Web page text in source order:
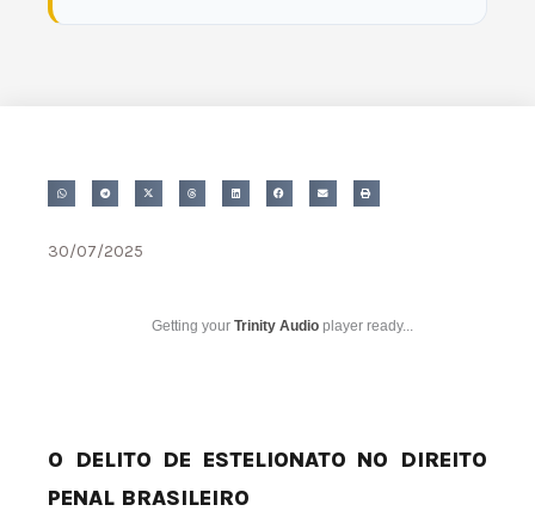
30/07/2025
Getting your Trinity Audio player ready...
O DELITO DE ESTELIONATO NO DIREITO
PENAL BRASILEIRO